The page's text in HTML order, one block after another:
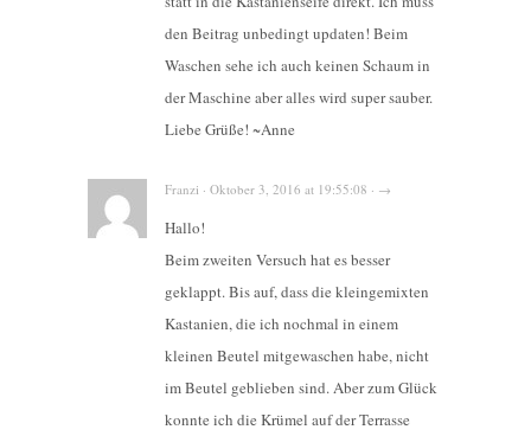
den Beitrag unbedingt updaten! Beim
Waschen sehe ich auch keinen Schaum in
der Maschine aber alles wird super sauber.
Liebe Grüße! ~Anne
Franzi · Oktober 3, 2016 at 19:55:08 · →
Hallo!
Beim zweiten Versuch hat es besser
geklappt. Bis auf, dass die kleingemixten
Kastanien, die ich nochmal in einem
kleinen Beutel mitgewaschen habe, nicht
im Beutel geblieben sind. Aber zum Glück
konnte ich die Krümel auf der Terrasse